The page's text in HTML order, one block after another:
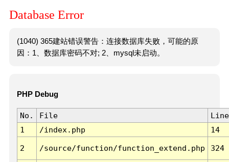
Database Error
(1040) 365建站错误警告：连接数据库失败，可能的原
因：1、数据库密码不对; 2、mysql未启动。
PHP Debug
No. File
Line
1
/index.php 14
2 /source/function/function_extend.php 324